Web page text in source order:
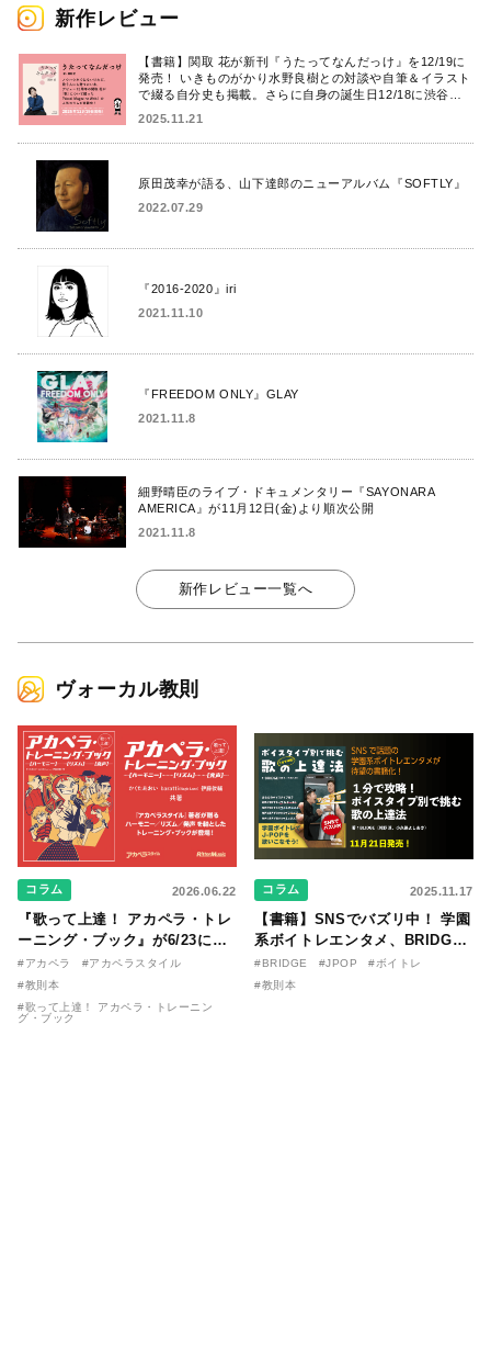
新作レビュー
【書籍】関取 花が新刊『うたってなんだっけ』を12/19に
発売！ いきものがかり水野良樹との対談や自筆＆イラスト
で綴る自分史も掲載。さらに自身の誕生日12/18に渋谷で
2025.11.21
原田茂幸が語る、山下達郎のニューアルバム『SOFTLY』
2022.07.29
『2016-2020』iri
2021.11.10
『FREEDOM ONLY』GLAY
2021.11.8
細野晴臣のライブ・ドキュメンタリー『SAYONARA
AMERICA』が11月12日(金)より順次公開
2021.11.8
新作レビュー一覧へ
ヴォーカル教則
コラム 2026.06.22
『歌って上達！ アカペラ・トレ
ーニング・ブック』が6/23に発
売！ 課題曲音源・音取り用アプ
リを公開。
#アカペラ
#アカペラスタイル
#教則本
#歌って上達！ アカペラ・トレーニン
グ・ブック
コラム 2025.11.17
【書籍】SNSでバズリ中！ 学園
系ボイトレエンタメ、BRIDGE
が届ける教則本『１分で攻略！
ボイスタイプ別で挑む歌の上達
#BRIDGE #JPOP
#ボイトレ
#教則本